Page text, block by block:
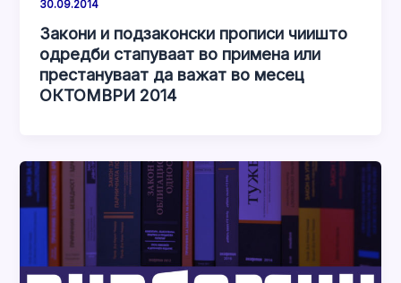
30.09.2014
Закони и подзаконски прописи чиишто
одредби стапуваат во примена или
престануваат да важат во месец
ОКТОМВРИ 2014